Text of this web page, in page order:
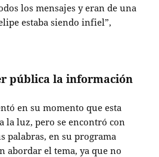
los mensajes y eran de una
estaba siendo infiel”,
pública la información
en su momento que esta
la luz, pero se encontró con
palabras, en su programa
abordar el tema, ya que no